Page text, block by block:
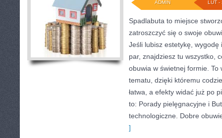
LUT -
ADMIN
Spadlabuta to miejsce
zatroszczyć się o swoje
Jeśli lubisz estetykę, wygodę
par, znajdziesz tu wszystko,
obuwia w świetnej formie.
tematu, dzięki któremu
łatwa, a efekty widać już po
to: Porady pielęgnacyjne i
technologiczne. Dobre
]